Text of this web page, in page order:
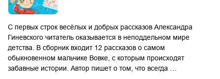
С первых строк весёлых и добрых рассказов Александра
Гиневского читатель оказывается в неподдельном мире
детства. В сборник входит 12 рассказов о самом
обыкновенном мальчике Вовке, с которым происходят
забавные истории. Автор пишет о том, что всегда …